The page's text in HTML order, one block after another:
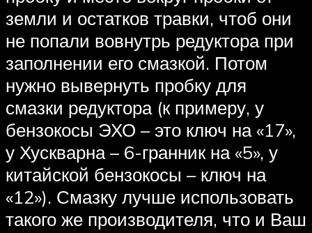
земли и остатков травки, чтоб они
не попали вовнутрь редуктора при
заполнении его смазкой. Потом
нужно вывернуть пробку для
смазки редуктора (к примеру, у
бензокосы ЭХО – это ключ на «17»,
у Хускварна – 6-гранник на «5», у
китайской бензокосы – ключ на
«12»). Смазку лучше использовать
такого же производителя, что и Ваш